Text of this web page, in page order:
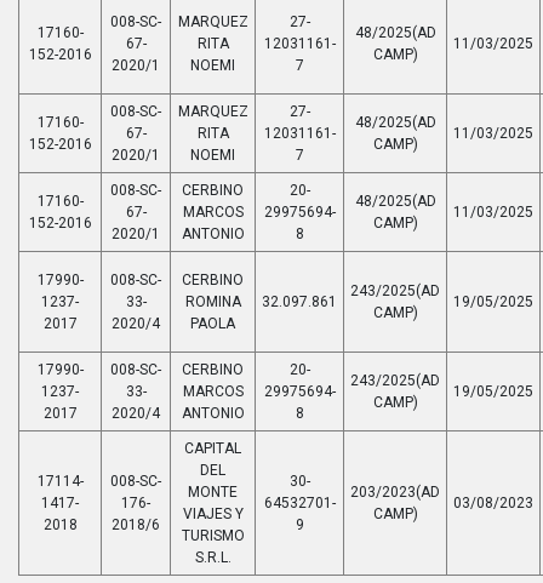
17160-
152-2016
008-SC-
67-
2020/1
MARQUEZ
RITA
NOEMI
27-
12031161-
7
48/2025(AD
CAMP)
11/03/2025
17160-
152-2016
008-SC-
67-
2020/1
MARQUEZ
RITA
NOEMI
27-
12031161-
7
48/2025(AD
CAMP)
11/03/2025
17160-
152-2016
008-SC-
67-
2020/1
CERBINO
MARCOS
ANTONIO
20-
29975694-
8
48/2025(AD
CAMP)
11/03/2025
17990-
1237-
2017
008-SC-
33-
2020/4
CERBINO
ROMINA
PAOLA
32.097.861
243/2025(AD
CAMP)
19/05/2025
17990-
1237-
2017
008-SC-
33-
2020/4
CERBINO
MARCOS
ANTONIO
20-
29975694-
8
243/2025(AD
CAMP)
19/05/2025
17114-
1417-
2018
008-SC-
176-
2018/6
CAPITAL
DEL
MONTE
VIAJES Y
TURISMO
S.R.L.
30-
64532701-
9
203/2023(AD
CAMP)
03/08/2023